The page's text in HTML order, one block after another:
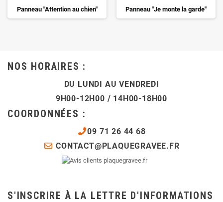
Panneau "Attention au chien" Panneau "Je monte la garde"
NOS HORAIRES :
DU LUNDI AU VENDREDI
9H00-12H00 / 14H00-18H00
COORDONNÉES :
09 71 26 44 68
CONTACT@PLAQUEGRAVEE.FR
S'INSCRIRE À LA LETTRE D'INFORMATIONS